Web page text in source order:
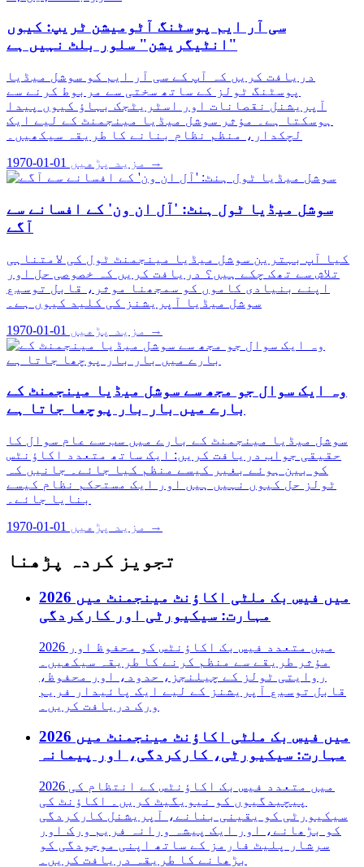
سی آر ایم پوسٹنگ آٹومیشن ٹریپ: کیوں
"انٹیگریشن" سلور بلٹ نہیں ہے
دریافت کریں کہ آپ کے سی آر ایم کو سوشل میڈیا
پوسٹنگ ٹولز کے ساتھ سختی سے مربوط کرنے سے
آپریشنل نقصانات اور اسٹریٹجک بہاؤ کیوں پیدا
ہوسکتا ہے۔ مؤثر سوشل میڈیا مینجمنٹ کے لیے ایک
لچکدار، منظم نظام بنانے کا طریقہ سیکھیں۔
1970-01-01
مزید پڑھیں →
سوشل میڈیا ٹول ہنٹ: 'آل ان ون' کے افسانے سے
آگے
کیا آپ بہترین سوشل میڈیا مینجمنٹ ٹول کی لامتناہی
تلاش سے تھک چکے ہیں؟ دریافت کریں کہ خصوصی حل اور
اپنے بنیادی کاموں کو سمجھنا موثر، قابل توسیع
سوشل میڈیا آپریشنز کی کلید کیوں ہے۔
1970-01-01
مزید پڑھیں →
وہ ایک سوال جو مجھ سے سوشل میڈیا مینجمنٹ کے
بارے میں بار بار پوچھا جاتا ہے
سوشل میڈیا مینجمنٹ کے بارے میں سب سے عام سوال کا
حقیقی جواب دریافت کریں: ایک ساتھ متعدد اکاؤنٹس
کو بین ہوئے بغیر کیسے منظم کیا جائے۔ جانیں کہ
ٹولز حل کیوں نہیں ہیں اور ایک مستحکم نظام کیسے
بنایا جائے۔
1970-01-01
مزید پڑھیں →
تجویز کردہ پڑھنا
2026 میں فیس بک ملٹی اکاؤنٹ مینجمنٹ میں
مہارت: سیکیورٹی اور کارکردگی
2026 میں متعدد فیس بک اکاؤنٹس کو محفوظ اور
مؤثر طریقے سے منظم کرنے کا طریقہ سیکھیں۔
روایتی ٹولز کے چیلنجز، حدود، اور محفوظ،
قابل توسیع آپریشنز کے لیے ایک پائیدار فریم
ورک دریافت کریں۔
2026 میں فیس بک ملٹی اکاؤنٹ مینجمنٹ میں
مہارت: سیکیورٹی، کارکردگی، اور پیمانہ
2026 میں متعدد فیس بک اکاؤنٹس کے انتظام کی
پیچیدگیوں کو نیویگیٹ کریں۔ اکاؤنٹ کی
سیکیورٹی کو یقینی بنانے، آپریشنل کارکردگی
کو بڑھانے، اور ایک پیشہ ورانہ فریم ورک اور
سرشار پلیٹ فارمز کے ساتھ اپنی موجودگی کو
بڑھانے کا طریقہ دریافت کریں۔